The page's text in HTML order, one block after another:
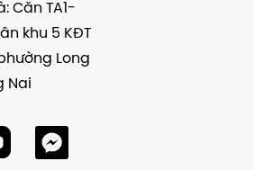
Căn TA1-
khu 5 KĐT
Long
Nai